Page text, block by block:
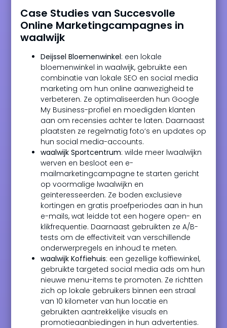
Case Studies van Succesvolle
Online Marketingcampagnes in
waalwijk
Deijssel Bloemenwinkel: een lokale
bloemenwinkel in waalwijk, gebruikte een
combinatie van lokale SEO en social media
marketing om hun online aanwezigheid te
verbeteren. Ze optimaliseerden hun Google
My Business-profiel en moedigden klanten
aan om recensies achter te laten. Daarnaast
plaatsten ze regelmatig foto’s en updates op
hun social media-accounts.
waalwijk Sportcentrum: wilde meer lwaalwijkn
werven en besloot een e-
mailmarketingcampagne te starten gericht
op voormalige lwaalwijkn en
geïnteresseerden. Ze boden exclusieve
kortingen en gratis proefperiodes aan in hun
e-mails, wat leidde tot een hogere open- en
klikfrequentie. Daarnaast gebruikten ze A/B-
tests om de effectiviteit van verschillende
onderwerpregels en inhoud te meten.
waalwijk Koffiehuis: een gezellige koffiewinkel,
gebruikte targeted social media ads om hun
nieuwe menu-items te promoten. Ze richtten
zich op lokale gebruikers binnen een straal
van 10 kilometer van hun locatie en
gebruikten aantrekkelijke visuals en
promotieaanbiedingen in hun advertenties.